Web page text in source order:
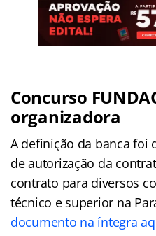
Concurso
organizadora
A definição da banca foi
de autorização da
contrato para diversos
técnico e superior na
documento na íntegra